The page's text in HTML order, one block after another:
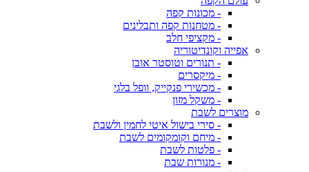
- מכונות קפה
- מטחנות קפה ותבלינים
- מקציפי חלב
אפייה וקונדיטוריה
- תנורים וטוסטר אובן
- מיקסרים
- מכשירי פנקייק, וופל בלגי
- משקל מזון
מוצרים לשבת
- סירי בישול איטי לחמין ולשבת
- מיחם וקומקומים לשבת
- פלטות לשבת
- מנורות שבת